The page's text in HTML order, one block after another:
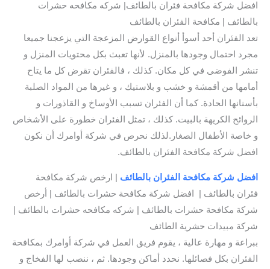
افضل شركة مكافحة فئران بالطائف| شركه مكافحه حشرات
بالطائف | مكافحة الفئران بالطائف
تعد الفئران أحد أسوأ أنواع القوارض المزعجة التي يزعجنا جميعا
مجرد احتمال وجودها بالمنزل. لأنها تعبث بكل محتويات المنزل و
تنشر الفوضى في كل مكان. كذلك ، فالفئران تقرض كل ما يتاح
أمامها من أقمشة و خشب و بلاستيك ، و غيرها من المواد الصلبة
بأسنانها الحادة. كما أن الفئران تسبب الأوساخ و القاذورات و
الروائح الكريهة بالبيت. كذلك ، تمثل الفئران خطورة على الأشخاص
و خاصة الأطفال الصغار.لذلك نحرص في شركة أوامرك أن نكون
افضل شركة مكافحة الفئران بالطائف.
افضل شركة مكافحة الفئران بالطائف | ارخص شركة مكافحة
فئران بالطائف | افضل شركة مكافحة حشرات بالطائف | أرخص
شركة مكافحة حشرات بالطائف | شركه مكافحه حشرات بالطائف |
شركة مبيدات حشرية الطائف
ببراعة و مهارة عالية ، يقوم فريق العمل في شركة أوامرك بمكافحة
الفئران بكل فصائلها. نحدد أماكن وجودها. ثم ، ننصب لها الفخاج و